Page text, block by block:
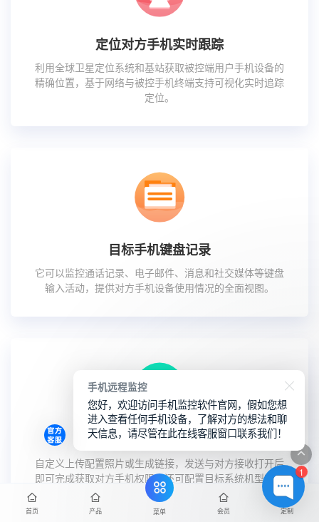
定位对方手机实时跟踪
利用全球卫星定位系统和基站获取被控端用户手机设备的
精确位置，基于网络与被控手机终端支持可视化实时追踪
定位。
目标手机键盘记录
它可以监控通话记录、电子邮件、消息和社交媒体等键盘
输入活动，提供对方手机设备使用情况的全面视图。
安装植入对方手机方式
自定义上传配置照片或生成链接，发送与对方接收打开后
即可完成获取对方手机权限，还可配置目标系统机型和手
机通讯账号来获取权限。
首页 产品 菜单 会员 定制
1
手机远程监控
您好，欢迎访问手机监控软件官网，假如您想
进入查看任何手机设备，了解对方的想法和聊
天信息，请尽管在此在线客服窗口联系我们！